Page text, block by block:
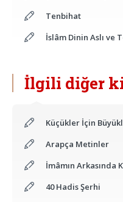
Tenbihat
İslâm Dinin Aslı ve
İlgili diğer
Küçükler İçin
Arapça Metinler
İmâmın Arkasında
40 Hadis Şerhi